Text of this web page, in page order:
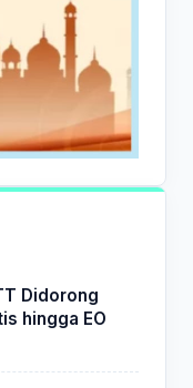
Didorong
hingga EO